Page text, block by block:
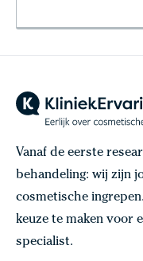
Vanaf de eerste
behandeling: wij zijn
cosmetische
keuze te maken voor
specialist.